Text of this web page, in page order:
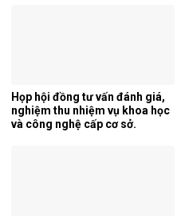
Họp hội đồng tư vấn đánh giá,
nghiệm thu nhiệm vụ khoa học
và công nghệ cấp cơ sở.